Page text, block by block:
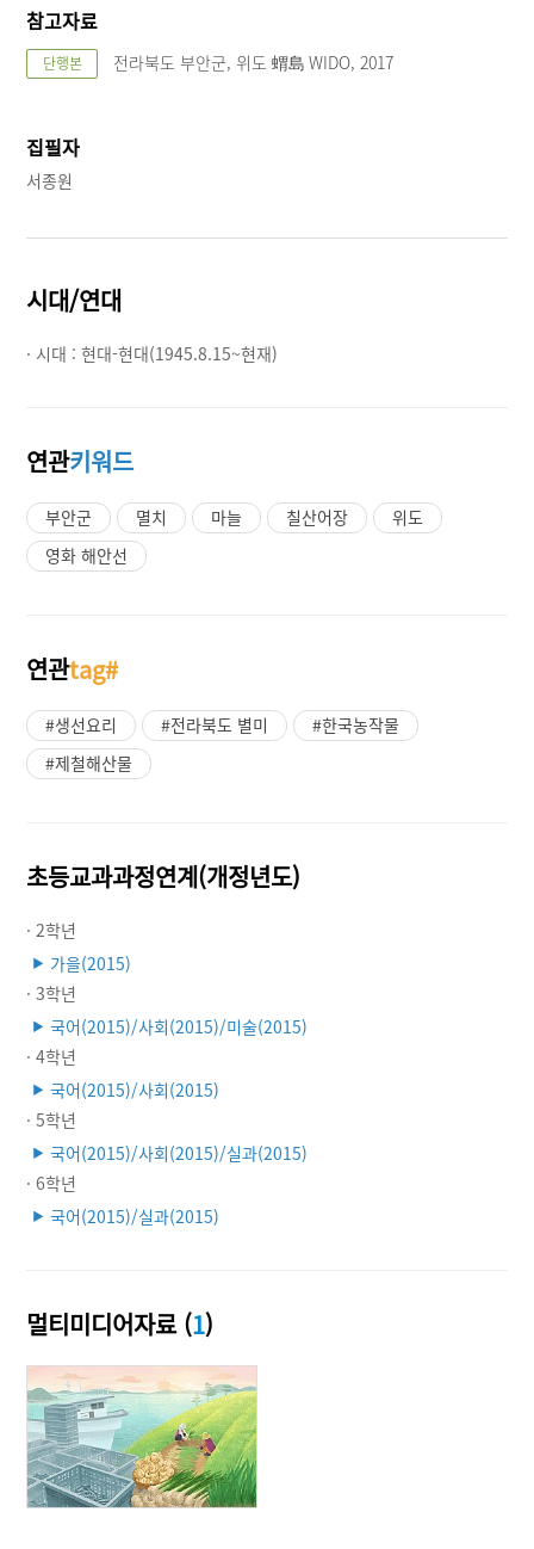
참고자료
단행본 전라북도 부안군, 위도 蝟島 WIDO, 2017
집필자
서종원
시대/연대
· 시대 :현대-현대(1945.8.15~현재)
연관키워드
부안군 멸치 마늘 칠산어장
위도
영화 해안선
연관tag#
#생선요리 #전라북도 별미
#한국농작물
#제철해산물
초등교과과정연계(개정년도)
· 2학년
▶ 가을(2015)
· 3학년
▶ 국어(2015)/사회(2015)/미술(2015)
· 4학년
▶ 국어(2015)/사회(2015)
· 5학년
▶ 국어(2015)/사회(2015)/실과(2015)
· 6학년
▶ 국어(2015)/실과(2015)
멀티미디어자료 (1)